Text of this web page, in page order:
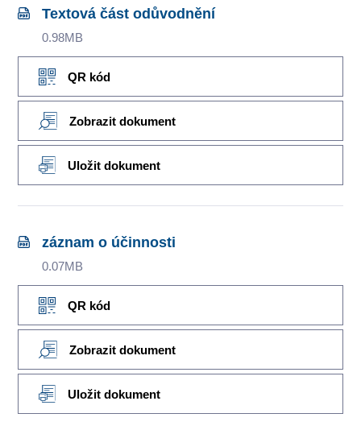
Textová část odůvodnění
0.98MB
QR kód
Zobrazit dokument
Uložit dokument
záznam o účinnosti
0.07MB
QR kód
Zobrazit dokument
Uložit dokument